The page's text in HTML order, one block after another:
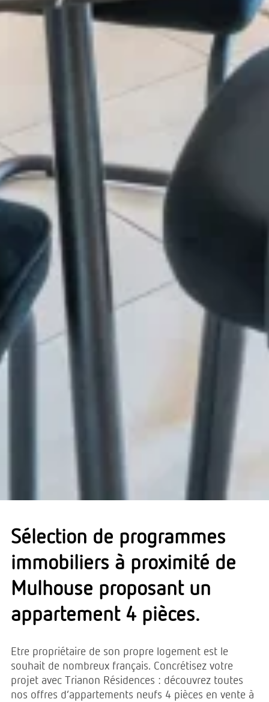
Sélection de programmes
immobiliers à proximité de
Mulhouse proposant un
appartement 4 pièces.
Etre propriétaire de son propre logement est le
souhait de nombreux français. Concrétisez votre
projet avec Trianon Résidences : découvrez toutes
nos offres d’appartements neufs 4 pièces en vente à